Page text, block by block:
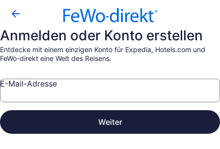
Anmelden oder Konto erstellen
Entdecke mit einem einzigen Konto für Expedia, Hotels.com und
FeWo-direkt eine Welt des Reisens.
E-Mail-Adresse
Weiter